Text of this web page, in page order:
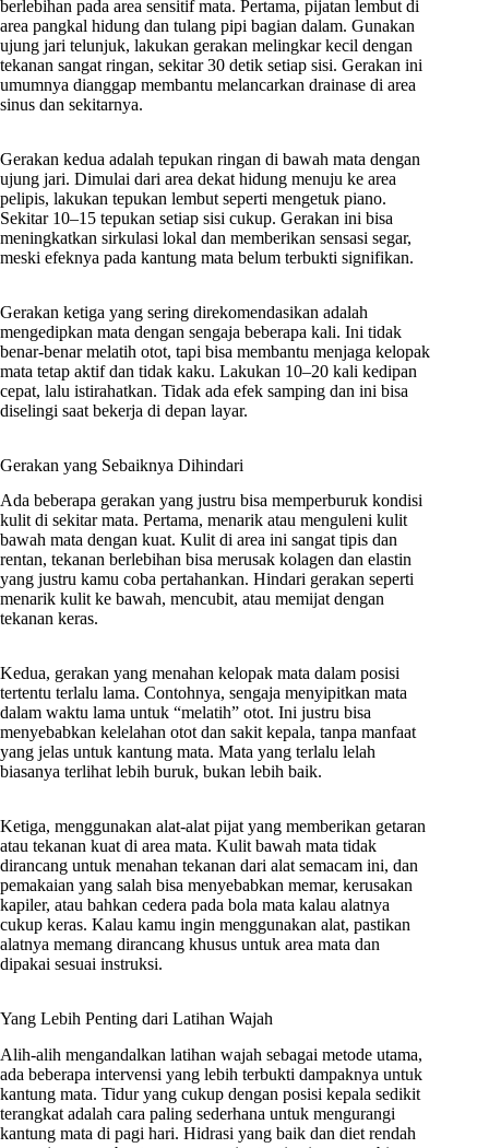
berlebihan pada area sensitif mata. Pertama, pijatan lembut di
area pangkal hidung dan tulang pipi bagian dalam. Gunakan
ujung jari telunjuk, lakukan gerakan melingkar kecil dengan
tekanan sangat ringan, sekitar 30 detik setiap sisi. Gerakan ini
umumnya dianggap membantu melancarkan drainase di area
sinus dan sekitarnya.
Gerakan kedua adalah tepukan ringan di bawah mata dengan
ujung jari. Dimulai dari area dekat hidung menuju ke area
pelipis, lakukan tepukan lembut seperti mengetuk piano.
Sekitar 10–15 tepukan setiap sisi cukup. Gerakan ini bisa
meningkatkan sirkulasi lokal dan memberikan sensasi segar,
meski efeknya pada kantung mata belum terbukti signifikan.
Gerakan ketiga yang sering direkomendasikan adalah
mengedipkan mata dengan sengaja beberapa kali. Ini tidak
benar-benar melatih otot, tapi bisa membantu menjaga kelopak
mata tetap aktif dan tidak kaku. Lakukan 10–20 kali kedipan
cepat, lalu istirahatkan. Tidak ada efek samping dan ini bisa
diselingi saat bekerja di depan layar.
Gerakan yang Sebaiknya Dihindari
Ada beberapa gerakan yang justru bisa memperburuk kondisi
kulit di sekitar mata. Pertama, menarik atau menguleni kulit
bawah mata dengan kuat. Kulit di area ini sangat tipis dan
rentan, tekanan berlebihan bisa merusak kolagen dan elastin
yang justru kamu coba pertahankan. Hindari gerakan seperti
menarik kulit ke bawah, mencubit, atau memijat dengan
tekanan keras.
Kedua, gerakan yang menahan kelopak mata dalam posisi
tertentu terlalu lama. Contohnya, sengaja menyipitkan mata
dalam waktu lama untuk “melatih” otot. Ini justru bisa
menyebabkan kelelahan otot dan sakit kepala, tanpa manfaat
yang jelas untuk kantung mata. Mata yang terlalu lelah
biasanya terlihat lebih buruk, bukan lebih baik.
Ketiga, menggunakan alat-alat pijat yang memberikan getaran
atau tekanan kuat di area mata. Kulit bawah mata tidak
dirancang untuk menahan tekanan dari alat semacam ini, dan
pemakaian yang salah bisa menyebabkan memar, kerusakan
kapiler, atau bahkan cedera pada bola mata kalau alatnya
cukup keras. Kalau kamu ingin menggunakan alat, pastikan
alatnya memang dirancang khusus untuk area mata dan
dipakai sesuai instruksi.
Yang Lebih Penting dari Latihan Wajah
Alih-alih mengandalkan latihan wajah sebagai metode utama,
ada beberapa intervensi yang lebih terbukti dampaknya untuk
kantung mata. Tidur yang cukup dengan posisi kepala sedikit
terangkat adalah cara paling sederhana untuk mengurangi
kantung mata di pagi hari. Hidrasi yang baik dan diet rendah